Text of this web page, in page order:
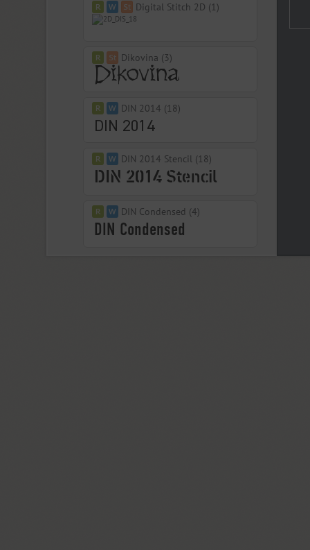
Digital Stitch 2D (1)
Dikovina (3)
DIN 2014 (18)
DIN 2014 Stencil (18)
DIN Condensed (4)